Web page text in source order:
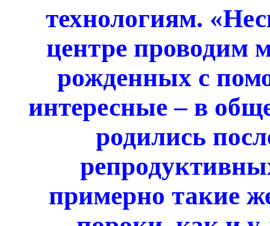
технологиям.
центре проводим
рожденных с
интересные – в
родились
примерно такие